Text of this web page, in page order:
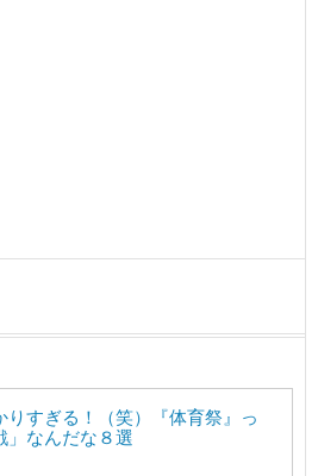
りすぎる！（笑）『体育祭』っ
」なんだな８選